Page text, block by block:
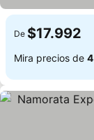
De $17.992
Mira precios de